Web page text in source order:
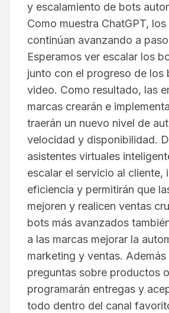
y escalamiento de bots
Como muestra ChatGPT,
continúan avanzando a
Esperamos ver escalar los
junto con el progreso de los
video. Como resultado, las
marcas crearán e
traerán un nuevo nivel de
velocidad y disponibilidad.
asistentes virtuales
escalar el servicio al cliente,
eficiencia y permitirán que
mejoren y realicen ventas
bots más avanzados
a las marcas mejorar la
marketing y ventas.
preguntas sobre productos
programarán entregas y
todo dentro del canal